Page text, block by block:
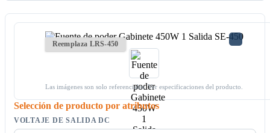
Reemplaza LRS-450
Las imágenes son solo referenciales. Ver especificaciones del producto.
Selección de producto por atributos
VOLTAJE DE SALIDA DC